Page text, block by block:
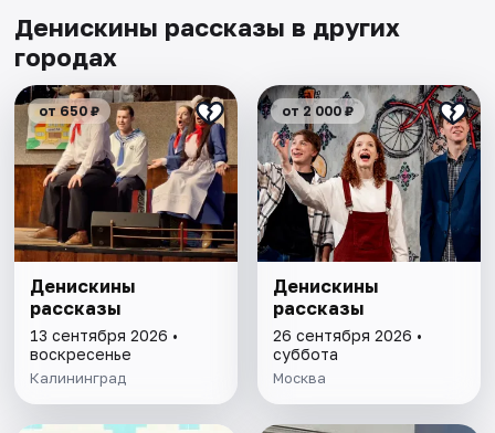
Денискины рассказы в других
городах
от 650 ₽
Денискины
рассказы
13 сентября 2026 •
воскресенье
Калининград
от 2 000 ₽
Денискины
рассказы
26 сентября 2026 •
суббота
Москва